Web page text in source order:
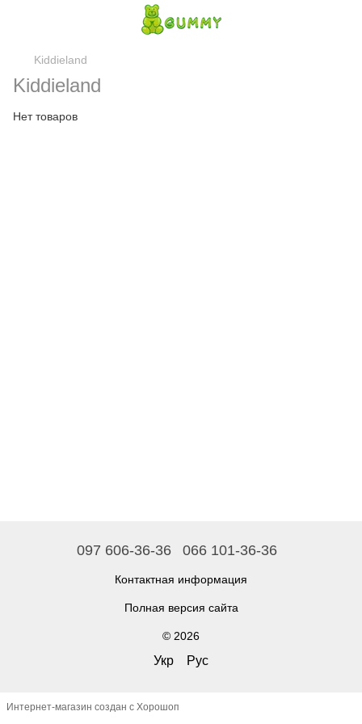
Kiddieland
Kiddieland
Нет товаров
097 606-36-36 066 101-36-36
Контактная информация
Полная версия сайта
© 2026
Укр Рус
Интернет-магазин создан с Хорошоп